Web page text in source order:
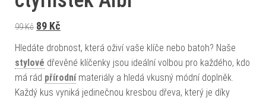
99Kč Původní cena byla: 99 Kč.
89 Kč
Hledáte drobnost, která oživí vaše klíče nebo batoh? Naše
stylové dřevěné klíčenky jsou ideální volbou pro každého, kdo
má rád přírodnímateriály a hledá vkusný módní doplněk.
Každý kus vyniká jedinečnou kresbou dřeva, který je díky